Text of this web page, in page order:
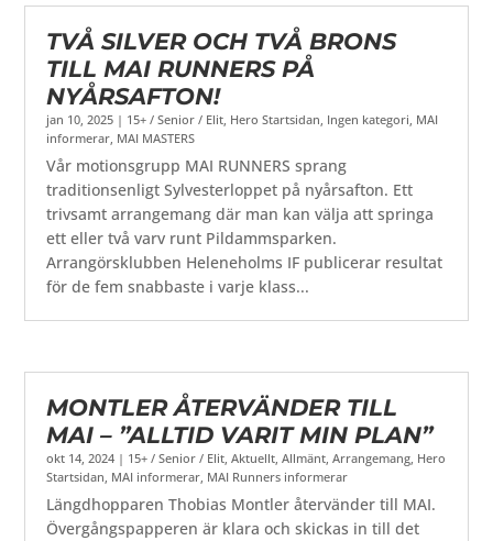
TVÅ SILVER OCH TVÅ BRONS
TILL MAI RUNNERS PÅ
NYÅRSAFTON!
jan 10, 2025 | 15+ / Senior / Elit Hero Startsidan Ingen kategori MAI
informerar MAI MASTERS
Vår motionsgrupp MAI RUNNERS sprang
traditionsenligt Sylvesterloppet på nyårsafton. Ett
trivsamt arrangemang där man kan välja att springa
ett eller två varv runt Pildammsparken.
Arrangörsklubben Heleneholms IF publicerar resultat
för de fem snabbaste i varje klass...
MONTLER ÅTERVÄNDER TILL
MAI – ”ALLTID VARIT MIN PLAN”
okt 14, 2024 | 15+ / Senior / Elit,Aktuellt,Allmänt,Arrangemang, Hero
Startsidan, MAI informerar, MAI Runners informerar
Längdhopparen Thobias Montler återvänder till MAI.
Övergångspapperen är klara och skickas in till det